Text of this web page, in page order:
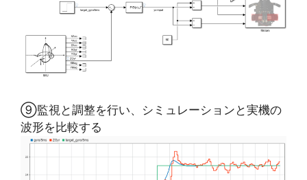
⑨監視と調整を行い、シミュレーションと実機の
波形を比較する